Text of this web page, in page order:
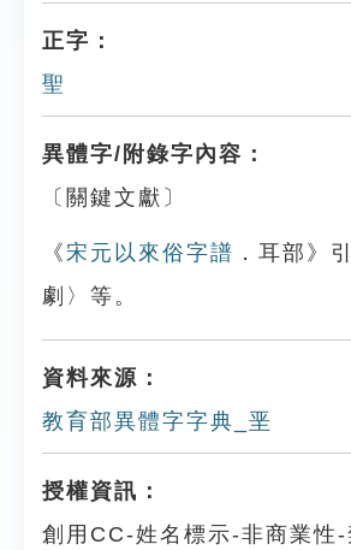
正字：
聖
異體字/附錄字內容：
〔關鍵文獻〕
《宋元以來俗字譜 ．耳部》
劇〉等。
資料來源：
教育部異體字字典_垩
授權資訊：
創用CC-姓名標示-非商業性